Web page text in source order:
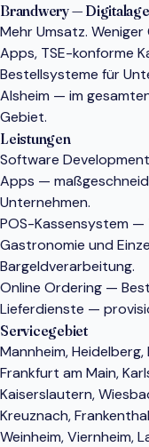
Brandwery —
Mehr Umsatz.
Apps, TSE-konforme
Bestellsysteme für
Alsheim — im
Gebiet.
Leistungen
Software Development
Apps —
Unternehmen.
POS-Kassensystem —
Gastronomie und
Bargeldverarbeitung.
Online Ordering —
Lieferdienste —
Servicegebiet
Mannheim,
Frankfurt am Main,
Kaiserslautern,
Kreuznach,
Weinheim, Viernheim,